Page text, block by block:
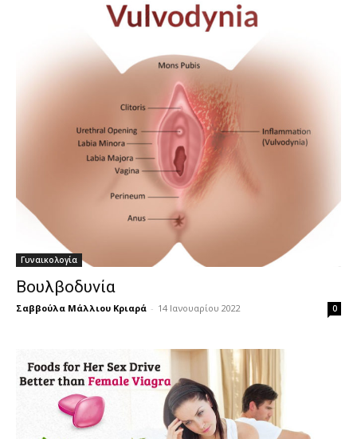
Γυναικολογία
Βουλβοδυνία
Σαββούλα Μάλλιου Κριαρά - 14 Ιανουαρίου 2022 0